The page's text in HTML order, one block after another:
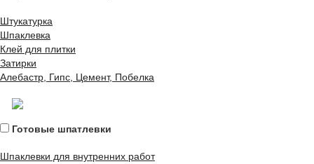
Штукатурка
Шпаклевка
Клей для плитки
Затирки
Алебастр, Гипс, Цемент, Побелка
Готовые шпатлевки
Шпаклевки для внутренних работ